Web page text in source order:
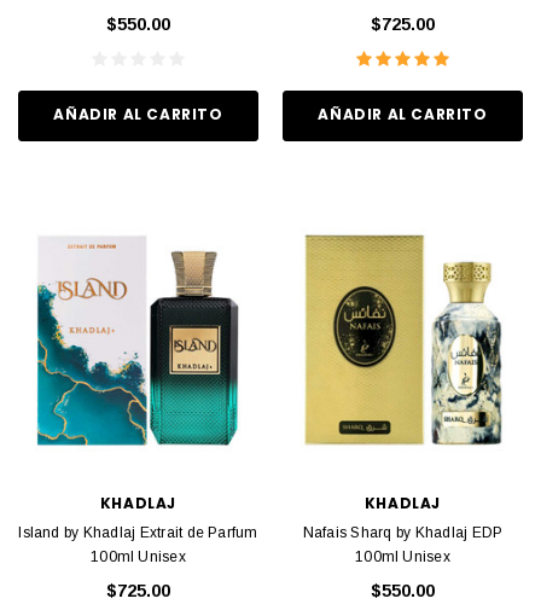
$550.00
AÑADIR AL CARRITO
$725.00
AÑADIR AL CARRITO
KHADLAJ
Island by Khadlaj Extrait de Parfum
100ml Unisex
$725.00
KHADLAJ
Nafais Sharq by Khadlaj EDP
100ml Unisex
$550.00